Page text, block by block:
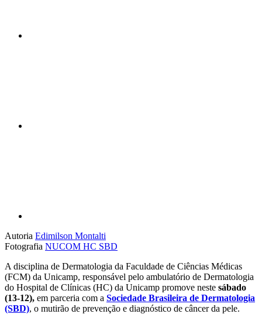
Autoria Edimilson Montalti
Fotografia NUCOM HC SBD
A disciplina de Dermatologia da Faculdade de Ciências Médicas
(FCM) da Unicamp, responsável pelo ambulatório de Dermatologia
do Hospital de Clínicas (HC) da Unicamp promove neste sábado
(13-12), em parceria com a Sociedade Brasileira de Dermatologia
(SBD), o mutirão de prevenção e diagnóstico de câncer da pele.